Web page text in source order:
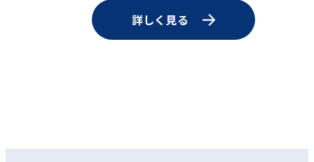
詳しく見る